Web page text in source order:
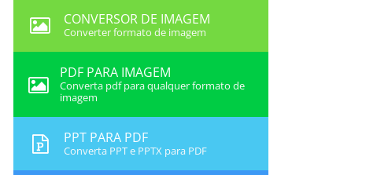
CONVERSOR DE IMAGEM
Converter formato de imagem
PDF PARA IMAGEM
Converta pdf para qualquer formato de
imagem
PPT PARA PDF
Converta PPT e PPTX para PDF